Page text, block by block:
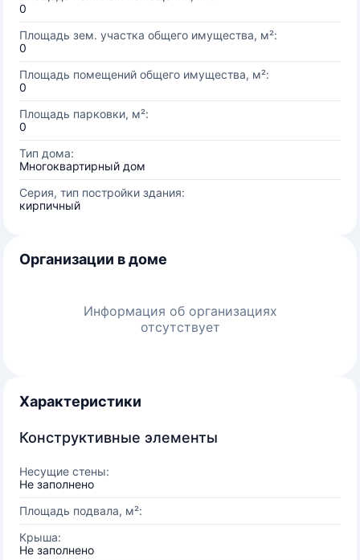
0
Площадь зем. участка общего имущества, м²:
0
Площадь помещений общего имущества, м²:
0
Площадь парковки, м²:
0
Тип дома:
Многоквартирный дом
Серия, тип постройки здания:
кирпичный
Организации в доме
Информация об организациях
отсутствует
Характеристики
Конструктивные элементы
Несущие стены:
Не заполнено
Площадь подвала, м²:
Крыша:
Не заполнено